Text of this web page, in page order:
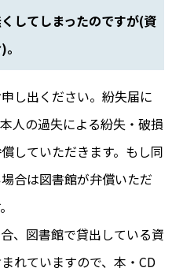
してしまったのですが(資
し出ください。紛失届に
人の過失による紛失・破損
していただきます。もし同
合は図書館が弁償いただ
、図書館で貸出している資
れていますので、本・CD